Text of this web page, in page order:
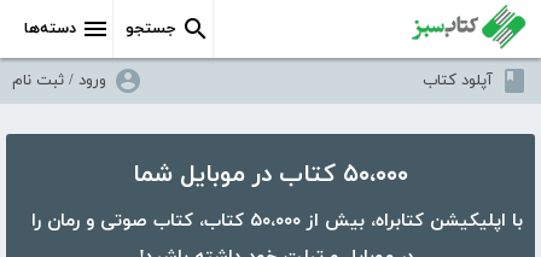
دسته‌ها جستجو
آپلود کتاب ورود / ثبت نام
۵۰،۰۰۰ کتاب در موبایل شما
با اپلیکیشن کتابراه، بیش از ۵۰،۰۰۰ کتاب، کتاب صوتی و رمان را